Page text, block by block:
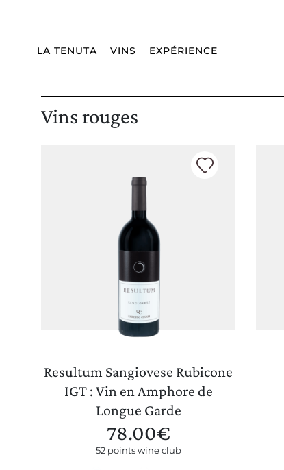
LA TENUTA VINS EXPÉRIENCE
Vins rouges
Resultum Sangiovese Rubicone
IGT : Vin en Amphore de
Longue Garde
78.00€
52 points wine club